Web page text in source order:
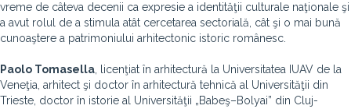
vreme de câteva decenii ca expresie a identităţii culturale naţionale şi
a avut rolul de a stimula atât cercetarea sectorială, cât şi o mai bună
cunoaştere a patrimoniului arhitectonic istoric românesc.
Paolo Tomasella , licenţiat în arhitectură la Universitatea IUAV de la
Veneţia, arhitect şi doctor în arhitectură tehnică al Universităţii din
Trieste, doctor în istorie al Universităţii „Babeş–Bolyai” din Cluj-